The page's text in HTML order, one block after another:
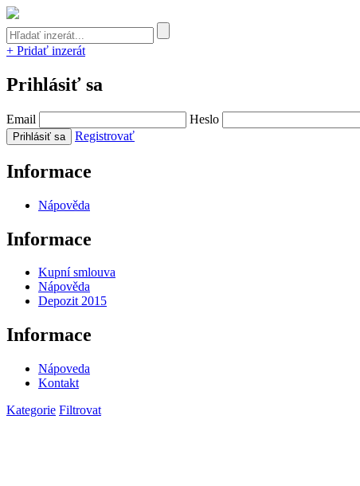
+ Pridať inzerát
Prihlásiť sa
Email
Heslo
Registrovať
Informace
Nápověda
Informace
Kupní smlouva
Nápověda
Depozit 2015
Informace
Nápoveda
Kontakt
Kategorie Filtrovat